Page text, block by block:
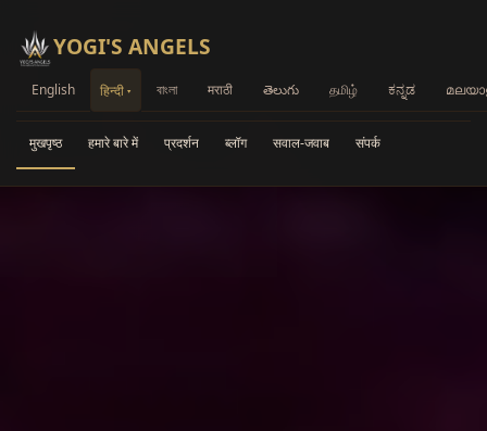
YOGI'S ANGELS
मुखपृष्ठ हमारे बारे में प्रदर्शन ब्लॉग सवाल-जवाब संपर्क
English हिन्दी বাংলা मराठी తెలుగు தமிழ் ಕನ್ನಡ